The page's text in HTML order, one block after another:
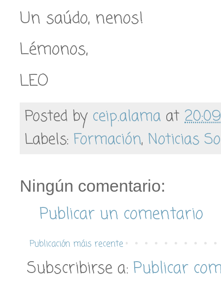
Un saúdo, nenos!
Lémonos,
LEO
Posted by ceip.alama at 20:09
Labels: Formación, Noticias
Ningún comentario:
Publicar un comentario
Publicación máis recente
Subscribirse a: Publicar